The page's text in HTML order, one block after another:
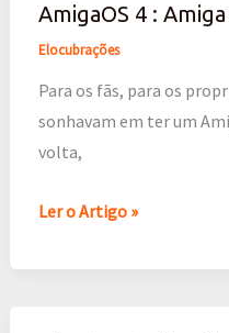
AmigaOS 4 :
Elocubrações
Para os fãs, para os
sonhavam em ter um
volta,
AmigaOS
4
volta!
Ler o Artigo »